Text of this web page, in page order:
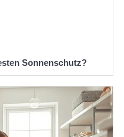
Sonnenschutz?